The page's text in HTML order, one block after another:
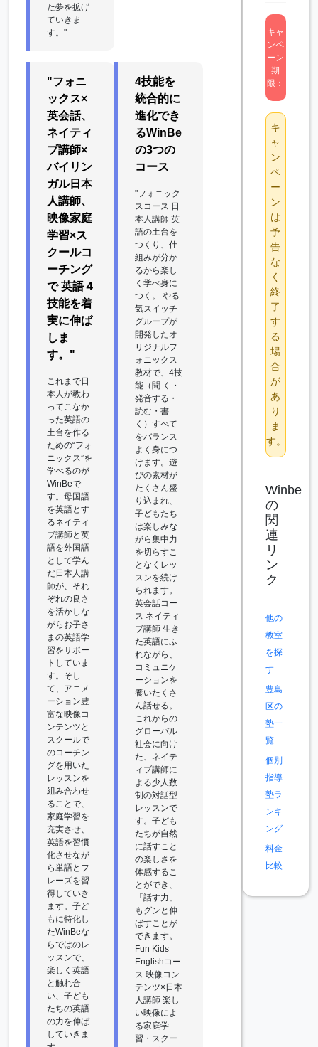
た夢を拡げ
ていきま
す。"
"フォニ
ックス×
英会話、
ネイティ
ブ講師×
バイリン
ガル日本
人講師、
映像家庭
学習×ス
クールコ
ーチング
で 英語４
技能を着
実に伸ば
しま
す。"
これまで日
本人が教わ
ってこなか
った英語の
土台を作る
ための“フォ
ニックス”を
学べるのが
WinBeで
す。母国語
を英語とす
るネイティ
ブ講師と英
語を外国語
として学ん
だ日本人講
師が、それ
ぞれの良さ
を活かしな
がらお子さ
まの英語学
習をサポー
トしていま
す。そし
て、アニメ
ーション豊
富な映像コ
ンテンツと
スクールで
のコーチン
グを用いた
レッスンを
組み合わせ
ることで、
家庭学習を
充実させ、
英語を習慣
化させなが
ら単語とフ
レーズを習
得していき
ます。子ど
もに特化し
たWinBeな
らではのレ
ッスンで、
楽しく英語
と触れ合
い、子ども
たちの英語
の力を伸ば
していきま
4技能を
統合的に
進化でき
るWinBe
の3つの
コース
"フォニック
スコース 日
本人講師 英
語の土台を
つくり、仕
組みが分か
るから楽し
く学べ身に
つく。 やる
気スイッチ
グループが
開発したオ
リジナルフ
ォニックス
教材で、4技
能（聞 く・
発音する・
読む・書
く）すべて
をバランス
よく身につ
けます。遊
びの素材が
たくさん盛
り込まれ、
子どもたち
は楽しみな
がら集中力
を切らすこ
となくレッ
スンを続け
られます。
英会話コー
ス ネイティ
ブ講師 生き
た英語にふ
れながら、
コミュニケ
ーションを
養いたくさ
ん話せる。
これからの
グローバル
社会に向け
た、ネイテ
ィブ講師に
よる少人数
制の対話型
レッスンで
す。子ども
たちが自然
に話すこと
の楽しさを
体感するこ
とができ、
「話す力」
もグンと伸
ばすことが
できます。
Fun Kids
Englishコー
ス 映像コン
テンツ×日本
人講師 楽し
い映像によ
る家庭学
習・スクー
キャ
ンペ
ーン
期
限：
キ
ャ
ン
ペ
ー
ン
は
予
告
な
く
終
了
す
る
場
合
が
あ
り
ま
す。
Winbe
の
関
連
リ
ン
ク
他の
教室
を探
す
豊島
区の
塾一
覧
個別
指導
塾ラ
ンキ
ング
料金
比較